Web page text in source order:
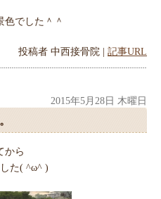
色でした＾＾
投稿者 中西接骨院 | 記事URL
2015年5月28日 木曜日
から
た( ^ω^ )